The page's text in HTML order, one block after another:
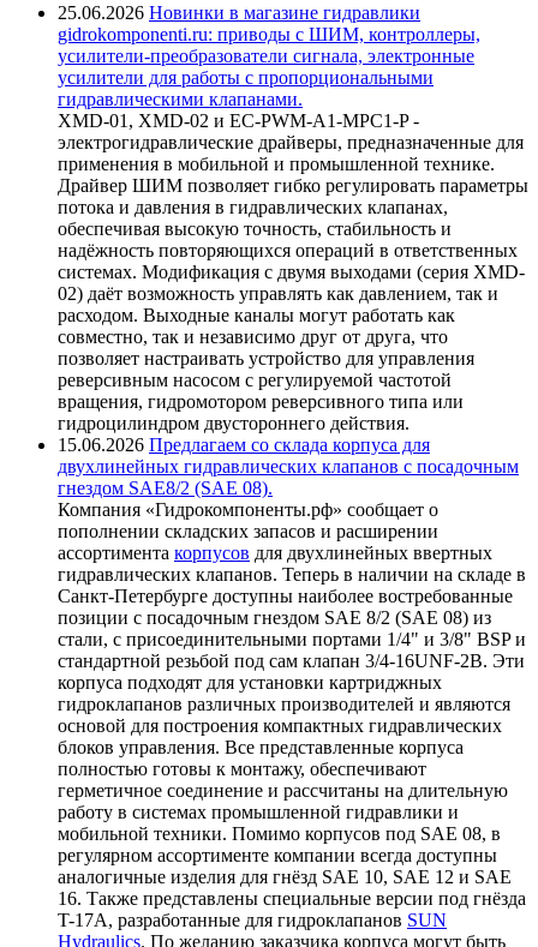
25.06.2026 Новинки в магазине гидравлики
gidrokomponenti.ru: приводы с ШИМ, контроллеры,
усилители-преобразователи сигнала, электронные
усилители для работы с пропорциональными
гидравлическими клапанами.
XMD-01, XMD-02 и EC-PWM-A1-MPC1-P -
электрогидравлические драйверы, предназначенные для
применения в мобильной и промышленной технике.
Драйвер ШИМ позволяет гибко регулировать параметры
потока и давления в гидравлических клапанах,
обеспечивая высокую точность, стабильность и
надёжность повторяющихся операций в ответственных
системах. Модификация с двумя выходами (серия XMD-
02) даёт возможность управлять как давлением, так и
расходом. Выходные каналы могут работать как
совместно, так и независимо друг от друга, что
позволяет настраивать устройство для управления
реверсивным насосом с регулируемой частотой
вращения, гидромотором реверсивного типа или
гидроцилиндром двустороннего действия.
15.06.2026 Предлагаем со склада корпуса для
двухлинейных гидравлических клапанов с посадочным
гнездом SAE8/2 (SAE 08).
Компания «Гидрокомпоненты.рф» сообщает о
пополнении складских запасов и расширении
ассортимента корпусов для двухлинейных ввертных
гидравлических клапанов. Теперь в наличии на складе в
Санкт-Петербурге доступны наиболее востребованные
позиции с посадочным гнездом SAE 8/2 (SAE 08) из
стали, с присоединительными портами 1/4" и 3/8" BSP и
стандартной резьбой под сам клапан 3/4-16UNF-2B. Эти
корпуса подходят для установки картриджных
гидроклапанов различных производителей и являются
основой для построения компактных гидравлических
блоков управления. Все представленные корпуса
полностью готовы к монтажу, обеспечивают
герметичное соединение и рассчитаны на длительную
работу в системах промышленной гидравлики и
мобильной техники. Помимо корпусов под SAE 08, в
регулярном ассортименте компании всегда доступны
аналогичные изделия для гнёзд SAE 10, SAE 12 и SAE
16. Также представлены специальные версии под гнёзда
T-17A, разработанные для гидроклапанов SUN
Hydraulics. По желанию заказчика корпуса могут быть